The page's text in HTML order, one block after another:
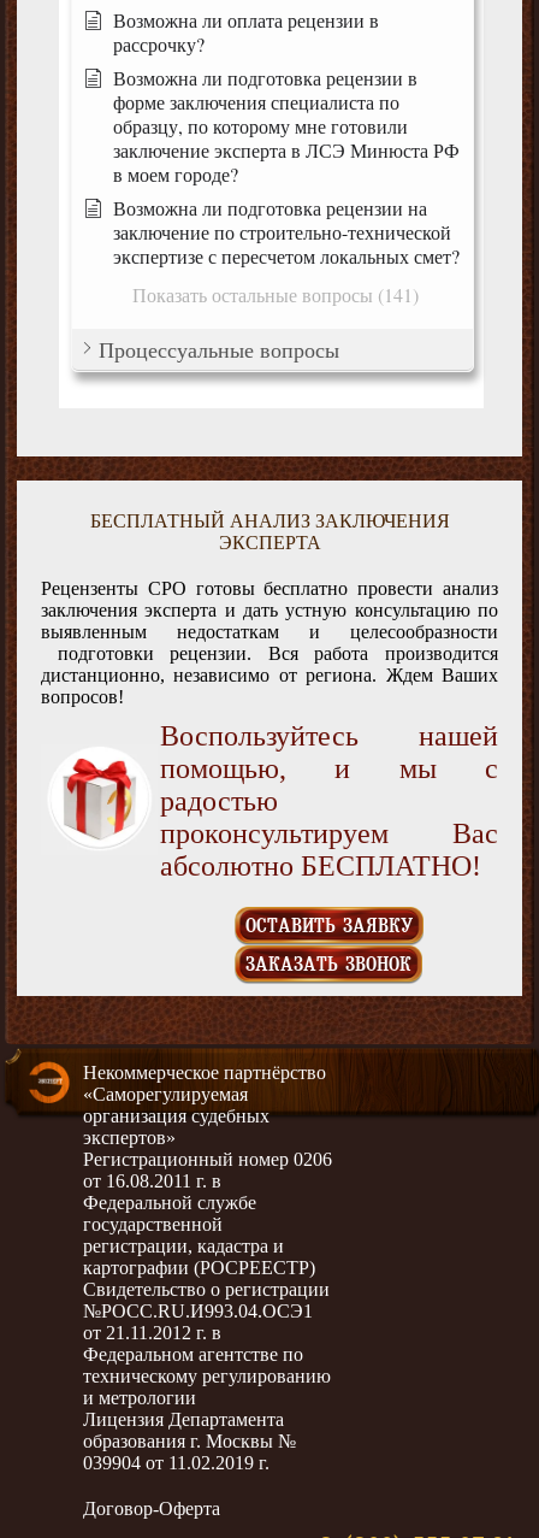
Возможна ли оплата рецензии в
рассрочку?
Возможна ли подготовка рецензии в
форме заключения специалиста по
образцу, по которому мне готовили
заключение эксперта в ЛСЭ Минюста РФ
в моем городе?
Возможна ли подготовка рецензии на
заключение по строительно-технической
экспертизе с пересчетом локальных смет?
Показать остальные вопросы (141)
Процессуальные вопросы
БЕСПЛАТНЫЙ АНАЛИЗ ЗАКЛЮЧЕНИЯ
ЭКСПЕРТА
Рецензенты СРО готовы бесплатно провести анализ
заключения эксперта и дать устную консультацию по
выявленным недостаткам и целесообразности
подготовки рецензии. Вся работа производится
дистанционно, независимо от региона. Ждем Ваших
вопросов!
Воспользуйтесь нашей
помощью, и мы с
радостью
проконсультируем Вас
абсолютно БЕСПЛАТНО!
ОСТАВИТЬ ЗАЯВКУ
ЗАКАЗАТЬ ЗВОНОК
Некоммерческое партнёрство
«Саморегулируемая
организация судебных
экспертов»
Регистрационный номер 0206
от 16.08.2011 г. в
Федеральной службе
государственной
регистрации, кадастра и
картографии (РОСРЕЕСТР)
Свидетельство о регистрации
№РОСС.RU.И993.04.ОСЭ1
от 21.11.2012 г. в
Федеральном агентстве по
техническому регулированию
и метрологии
Лицензия Департамента
образования г. Москвы №
039904 от 11.02.2019 г.
Договор-Оферта